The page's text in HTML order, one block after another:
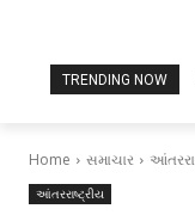
TRENDING NOW
Home સમાચાર
આંતરરાષ્ટ્રીય